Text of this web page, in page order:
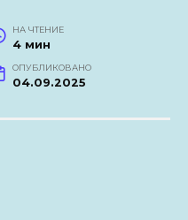
НА ЧТЕНИЕ
4 мин
ОПУБЛИКОВАНО
04.09.2025